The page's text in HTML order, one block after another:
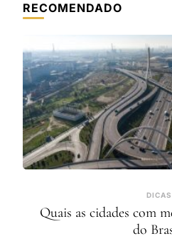
RECOMENDADO
DICAS
Quais as cidades com
do